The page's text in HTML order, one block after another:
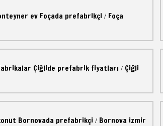
ev Foçada prefabrikçi / Foça
Çiğlide prefabrik fiyatları / Çiğli
Bornovada prefabrikçi / Bornova izmir